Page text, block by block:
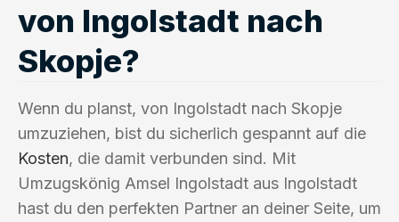
von Ingolstadt nach
Skopje?
Wenn du planst, von Ingolstadt nach Skopje
umzuziehen, bist du sicherlich gespannt auf die
Kosten, die damit verbunden sind. Mit
Umzugskönig Amsel Ingolstadt aus Ingolstadt
hast du den perfekten Partner an deiner Seite, um